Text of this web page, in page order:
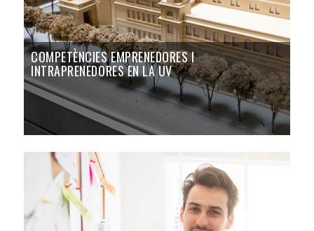
COMPETÈNCIES EMPRENEDORES I
INTRAPRENEDORES EN LA UV